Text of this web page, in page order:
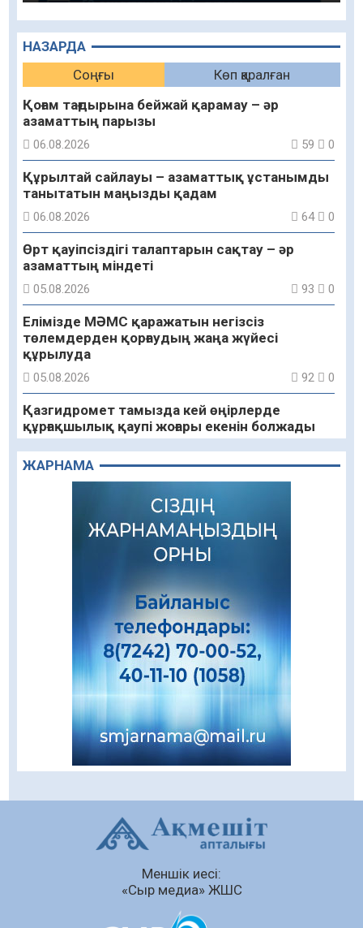
НАЗАРДА
Соңғы
Көп қаралған
Қоғам тағдырына бейжай қарамау – әр
азаматтың парызы
06.08.2026 59 0
Құрылтай сайлауы – азаматтық ұстанымды
танытатын маңызды қадам
06.08.2026 64 0
Өрт қауіпсіздігі талаптарын сақтау – әр
азаматтың міндеті
05.08.2026 93 0
Елімізде МӘМС қаражатын негізсіз
төлемдерден қорғаудың жаңа жүйесі
құрылуда
05.08.2026 92 0
Қазгидромет тамызда кей өңірлерде
құрғақшылық қаупі жоғары екенін болжады
05.08.2026 78 0
Алғашқы цифрлық жасанды интеллект
құралдарының таныстырылымы өтті
05.08.2026
«Қайрат» Чемпиондар лигасының іріктеуінде
«Левскиге» есе жіберді
«Ұлттық нақыш – заманауи панно» атты
шеберлік сағаты өтті
05.08.2026
Цифрландыру саласын дамыту аясында
салынатын жаңа орталықтың жобасы
талқыланды
05.08.2026
алу жөніндегі комитеттің Қызылорда
облысы бойынша департаментінің басшысы
тағайындалды
Қазақстандықтардың 72,3%-ы жаңа
Құрылтай үшін дауыс беруге дайын
ЖАРНАМА
Меншік иесі:
«Сыр медиа» ЖШС